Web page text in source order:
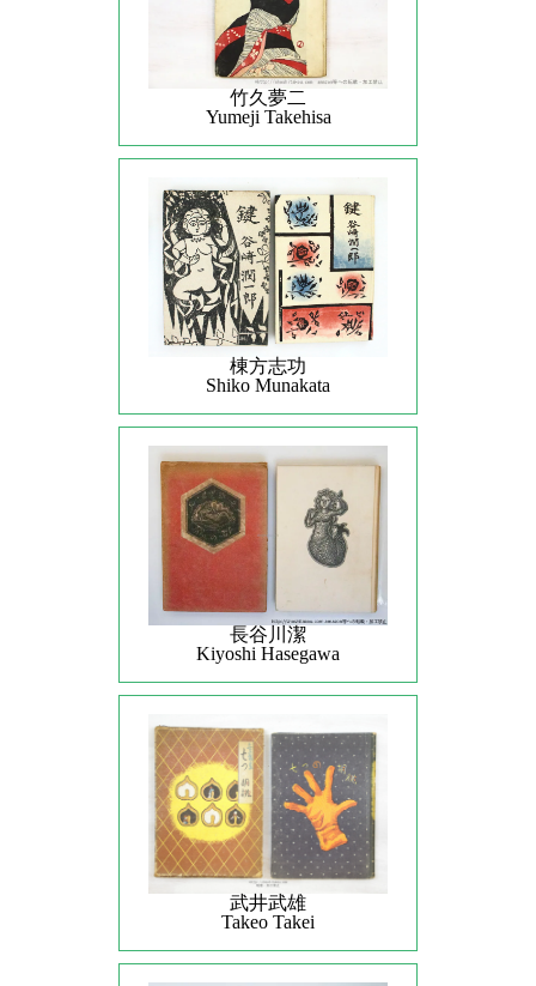
竹久夢二
Yumeji Takehisa
棟方志功
Shiko Munakata
長谷川潔
Kiyoshi Hasegawa
武井武雄
Takeo Takei